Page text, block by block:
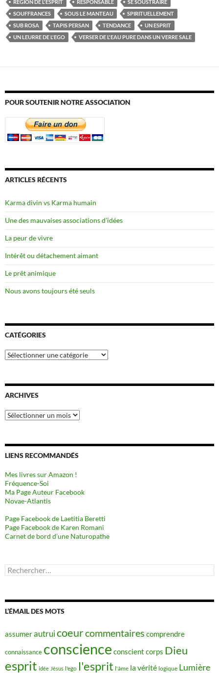
RÉGION DE L'ESPRIT RESPONSABLE
SE SOUSTRAIRE
SOUFFRANCES
SOUS LE MANTEAU
SPIRITUELLEMENT
SUB ROSA
TAPIS PERSAN TENDANCE
UN ESPRIT
UN LEURRE DE L'EGO
VERSER DE L'EAU PURE DANS UN VERRE SALE
POUR SOUTENIR NOTRE ASSOCIATION
ARTICLES RÉCENTS
Karma divin vs Karma humain
Une des mauvaises associations d’idées
La peur de vivre
Intérêt ou détachement aimant
Le prêt animique
Nous avons toujours été seuls
CATÉGORIES
Catégories
ARCHIVES
Archives
LIENS RECOMMANDÉS
Mes livres sur Amazon !
Fréquence-Soi
Ma Page Auteur Facebook
Novae-Atlantis
Page Facebook de Laetitia Beretti
Page Facebook de Karen Romani
Carnet de bord d’une Naturopathe
Rechercher :
L’ÉMAIL DES MOTS
assumerautruicoeurcommentaires comprendre
connaissance conscience conscient corps Dieu
esprit idée Jésus l'ego l'esprit l'âme la vérité logique Lumière